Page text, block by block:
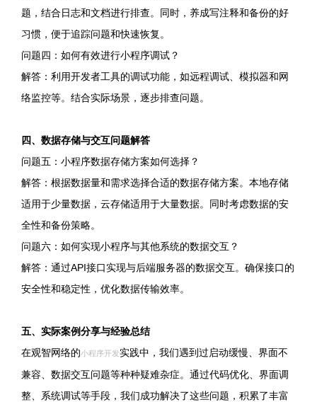
题，结合日志和文档进行排查。同时，养成写注释和备份的好
习惯，便于追踪问题和快速恢复。
问题四：如何有效进行小程序调试？
解答：利用开发者工具的调试功能，如远程调试、模拟器和网
络监控等。结合实际场景，逐步排查问题。
四、数据存储与交互问题解答
问题五：小程序数据存储方案如何选择？
解答：根据数据量和需求选择合适的数据存储方案。本地存储
适用于少量数据，云存储适用于大量数据。同时考虑数据的安
全性和备份策略。
问题六：如何实现小程序与其他系统的数据交互？
解答：通过API接口实现与后端服务器的数据交互。确保接口的
安全性和稳定性，优化数据传输效率。
五、实际案例分享与经验总结
在观智网络的小程序开发实践中，我们遇到过启动缓慢、界面不
兼容、数据交互问题等种种疑难杂症。通过代码优化、界面调
整、系统调试等手段，我们成功解决了这些问题，积累了丰富